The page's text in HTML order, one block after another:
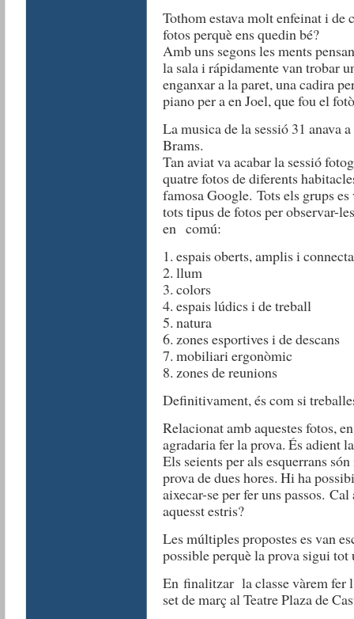
Tothom estava molt enfeinat i de
fotos perquè ens quedin bé?
Amb uns segons les ments
la sala i rápidamente van trobar
enganxar a la paret, una cadira
piano per a en Joel, que fou el
La musica de la sessió 31 anava
Brams.
Tan aviat va acabar la sessió
quatre fotos de diferents
famosa Google. Tots els grups
tots tipus de fotos per observar-
en comú:
1. espais oberts, amplis i
2. llum
3. colors
4. espais lúdics i de treball
5. natura
6. zones esportives i de descans
7. mobiliari ergonòmic
8. zones de reunions
Definitivament, és com si
Relacionat amb aquestes fotos,
agradaria fer la prova. És adient
Els seients per als esquerrans
prova de dues hores. Hi ha
aixecar-se per fer uns passos.
aquesst estris?
Les múltiples propostes es van
possible perquè la prova sigui tot
En finalitzar la classe vàrem fer
set de març al Teatre Plaza de